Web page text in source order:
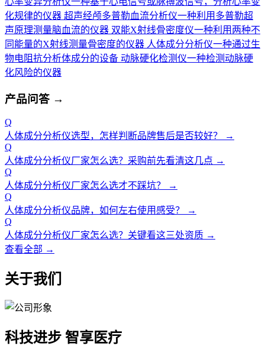
化规律的仪器 超声经颅多普勒血流分析仪一种利用多普勒超
声原理测量脑血流的仪器 双能X射线骨密度仪一种利用两种不
同能量的X射线测量骨密度的仪器 人体成分分析仪一种通过生
物电阻抗分析体成分的设备 动脉硬化检测仪一种检测动脉硬
化风险的仪器
产品问答 →
Q
人体成分分析仪选型，怎样判断品牌售后是否较好？
→
Q
人体成分分析仪厂家怎么选？采购前先看清这几点 →
Q
人体成分分析仪厂家怎么选才不踩坑？
→
Q
人体成分分析仪品牌，如何左右使用感受？
→
Q
人体成分分析仪厂家怎么选？关键看这三处资质 →
查看全部 →
关于我们
科技进步 智享医疗